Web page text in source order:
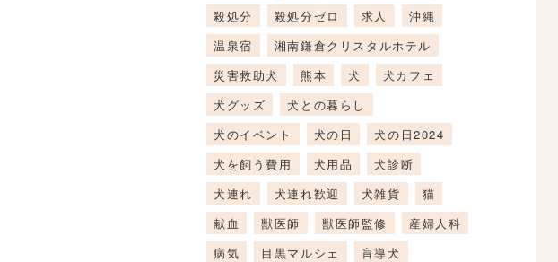
殺処分
殺処分ゼロ 求人
沖縄
温泉宿
湘南鎌倉クリスタルホテル
災害救助犬
熊本 犬
犬カフェ
犬グッズ
犬との暮らし
犬のイベント
犬の日
犬の日2024
犬を飼う費用
犬用品
犬診断
犬連れ
犬連れ歓迎 犬雑貨
猫
献血
獣医師 獣医師監修
産婦人科
病気
目黒マルシェ
盲導犬